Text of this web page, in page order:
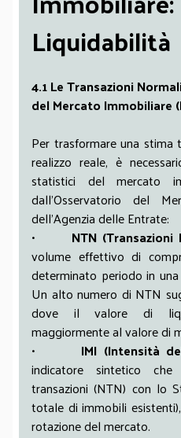
Liquidabilità
4.1 Le Transazioni
del Mercato Immobiliare
Per trasformare una stima
realizzo reale, è
statistici del mercato
dall’Osservatorio del
dell’Agenzia delle Entrate:
• NTN
volume effettivo di
determinato periodo in
Un alto numero di NTN
dove il valore di
maggiormente al valore di
• IMI (Intensità
indicatore sintetico
transazioni (NTN) con lo
totale di immobili
rotazione del mercato.